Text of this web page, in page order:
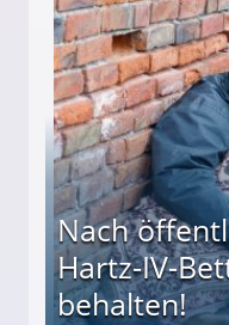
entführten seine Hündin
Nach
Hartz-IV-
behalten!